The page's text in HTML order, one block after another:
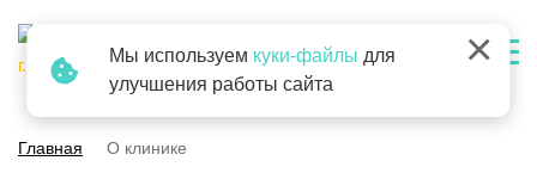
г. Барнаул
Главная О клинике
Мы используем куки-файлы для
улучшения работы сайта
×